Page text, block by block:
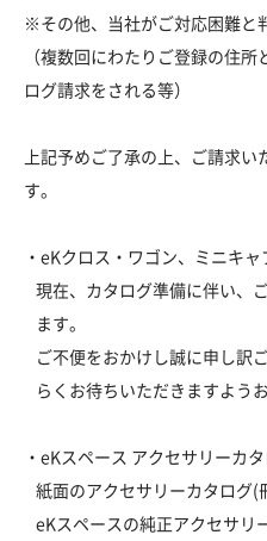
※その他、当社がご対応困難と
（複数回にわたりご登録の住
ログ請求をされる等）
上記予めご了承の上、ご請求
す。
・eKクロス・ワゴン、ミニキャ
現在、カタログ準備に伴い、
ます。
ご不便をおかけし誠に申し訳
らくお待ちいただきますよう
・eKスペース アクセサリーカ
紙面のアクセサリーカタログ(
eKスペースの純正アクセサリ